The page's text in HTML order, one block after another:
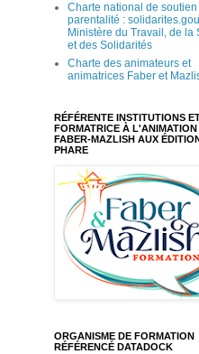
Charte national de
parentalité :
Ministère du Travail, de la
et des Solidarités
Charte des animateurs et
animatrices Faber et
RÉFÉRENTE INSTITUTIONS
FORMATRICE À L'ANIMATION
FABER-MAZLISH AUX
PHARE
ORGANISME DE FORMATION
RÉFÉRENCÉ DATADOCK